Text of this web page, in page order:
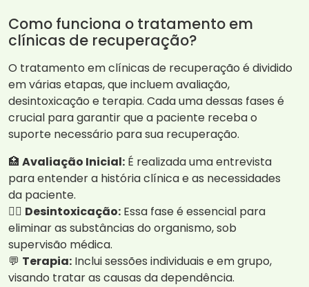
Como funciona o tratamento em
clínicas de recuperação?
O tratamento em clínicas de recuperação é dividido
em várias etapas, que incluem avaliação,
desintoxicação e terapia. Cada uma dessas fases é
crucial para garantir que a paciente receba o
suporte necessário para sua recuperação.
🏥 Avaliação Inicial: É realizada uma entrevista
para entender a história clínica e as necessidades
da paciente.
🧘‍♀️ Desintoxicação: Essa fase é essencial para
eliminar as substâncias do organismo, sob
supervisão médica.
💬 Terapia: Inclui sessões individuais e em grupo,
visando tratar as causas da dependência.